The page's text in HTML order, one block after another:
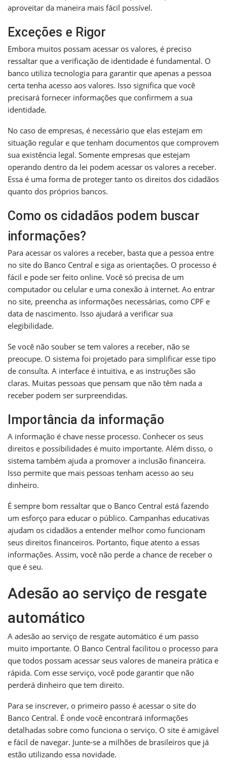
aproveitar da maneira mais fácil possível.
Exceções e Rigor
Embora muitos possam acessar os valores, é preciso
ressaltar que a verificação de identidade é fundamental. O
banco utiliza tecnologia para garantir que apenas a pessoa
certa tenha acesso aos valores. Isso significa que você
precisará fornecer informações que confirmem a sua
identidade.
No caso de empresas, é necessário que elas estejam em
situação regular e que tenham documentos que comprovem
sua existência legal. Somente empresas que estejam
operando dentro da lei podem acessar os valores a receber.
Essa é uma forma de proteger tanto os direitos dos cidadãos
quanto dos próprios bancos.
Como os cidadãos podem buscar
informações?
Para acessar os valores a receber, basta que a pessoa entre
no site do Banco Central e siga as orientações. O processo é
fácil e pode ser feito online. Você só precisa de um
computador ou celular e uma conexão à internet. Ao entrar
no site, preencha as informações necessárias, como CPF e
data de nascimento. Isso ajudará a verificar sua
elegibilidade.
Se você não souber se tem valores a receber, não se
preocupe. O sistema foi projetado para simplificar esse tipo
de consulta. A interface é intuitiva, e as instruções são
claras. Muitas pessoas que pensam que não têm nada a
receber podem ser surpreendidas.
Importância da informação
A informação é chave nesse processo. Conhecer os seus
direitos e possibilidades é muito importante. Além disso, o
sistema também ajuda a promover a inclusão financeira.
Isso permite que mais pessoas tenham acesso ao seu
dinheiro.
É sempre bom ressaltar que o Banco Central está fazendo
um esforço para educar o público. Campanhas educativas
ajudam os cidadãos a entender melhor como funcionam
seus direitos financeiros. Portanto, fique atento a essas
informações. Assim, você não perde a chance de receber o
que é seu.
Adesão ao serviço de resgate
automático
A adesão ao serviço de resgate automático é um passo
muito importante. O Banco Central facilitou o processo para
que todos possam acessar seus valores de maneira prática e
rápida. Com esse serviço, você pode garantir que não
perderá dinheiro que tem direito.
Para se inscrever, o primeiro passo é acessar o site do
Banco Central. É onde você encontrará informações
detalhadas sobre como funciona o serviço. O site é amigável
e fácil de navegar. Junte-se a milhões de brasileiros que já
estão utilizando essa novidade.